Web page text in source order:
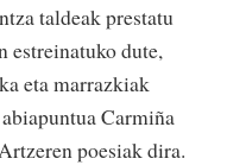
taldeak prestatu
estreinatuko dute,
eta marrazkiak
Carmiña
poesiak dira.